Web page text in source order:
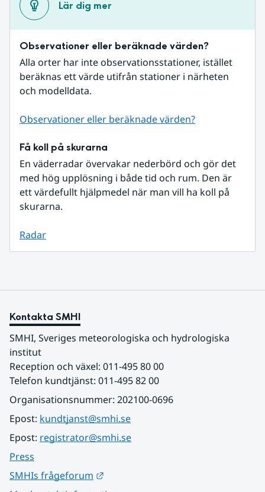
Lär dig mer
Observationer eller beräknade värden?
Alla orter har inte observationsstationer, istället
beräknas ett värde utifrån stationer i närheten
och modelldata.
Observationer eller beräknade värden?
Få koll på skurarna
En väderradar övervakar nederbörd och gör det
med hög upplösning i både tid och rum. Den är
ett värdefullt hjälpmedel när man vill ha koll på
skurarna.
Radar
Kontakta SMHI
SMHI, Sveriges meteorologiska och hydrologiska
institut
Reception och växel: 011-495 80 00
Telefon kundtjänst: 011-495 82 00
Organisationsnummer: 202100-0696
Epost: kundtjanst@smhi.se
Epost: registrator@smhi.se
Press
SMHIs frågeforum